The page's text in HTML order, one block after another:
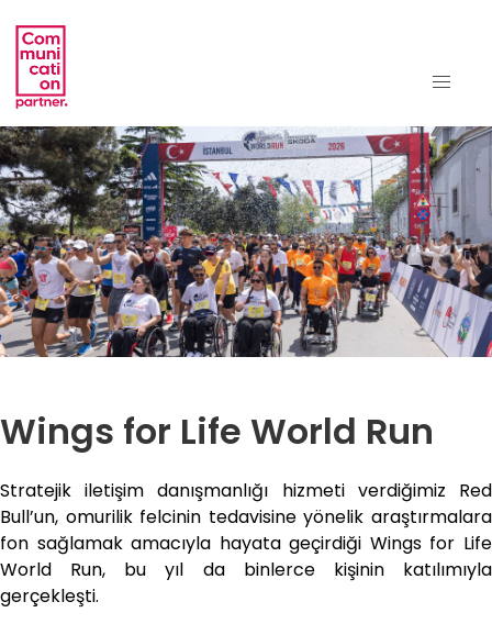
Wings for Life World Run
Stratejik iletişim danışmanlığı hizmeti verdiğimiz Red
Bull’un, omurilik felcinin tedavisine yönelik araştırmalara
fon sağlamak amacıyla hayata geçirdiği Wings for Life
World Run, bu yıl da binlerce kişinin katılımıyla
gerçekleşti.